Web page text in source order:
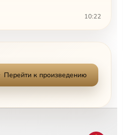
10:22
13:36
Перейти к произведению